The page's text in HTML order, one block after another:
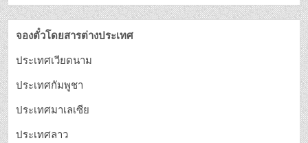
จองตั๋วโดยสารต่างประเทศ
ประเทศเวียดนาม
ประเทศกัมพูชา
ประเทศมาเลเซีย
ประเทศลาว